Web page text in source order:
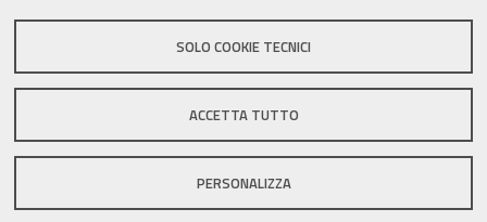
SOLO COOKIE TECNICI
ACCETTA TUTTO
PERSONALIZZA
Sito istituzionale Comune di Zola Predosa